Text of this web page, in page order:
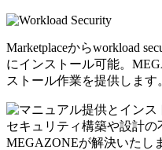
Marketplaceからworkload
にインストール可能。
ストール作業を提供します
セキュリティ構築や設計の
MEGAZONEが解決いたし